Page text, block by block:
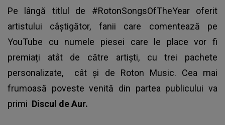
Pe lângă titlul de #RotonSongsOfTheYear oferit
artistului câștigător, fanii care comentează pe
YouTube cu numele piesei care le place vor fi
premiați atât de către artiști, cu trei pachete
personalizate, cât și de Roton Music. Cea mai
frumoasă poveste venită din partea publicului va
primi Discul de Aur.